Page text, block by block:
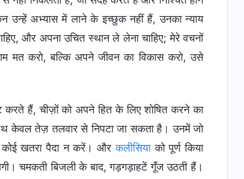
उन्हें अभ्यास में लाने के इच्छुक नहीं हैं, उनका न्याय
और अपना उचित स्थान ले लेना चाहिए; मेरे वचनों
मत करो, बल्कि अपने जीवन का विकास करो, उसे
करते हैं, चीज़ों को अपने हित के लिए शोषित करने का
केवल तेज़ तलवार से निपटा जा सकता है। उनमें जो
कोई खतरा पैदा न करें। औरकलीसियाको पूर्ण किया
चमकती बिजली के बाद, गड़गड़ाहटें गूँज उठती हैं।